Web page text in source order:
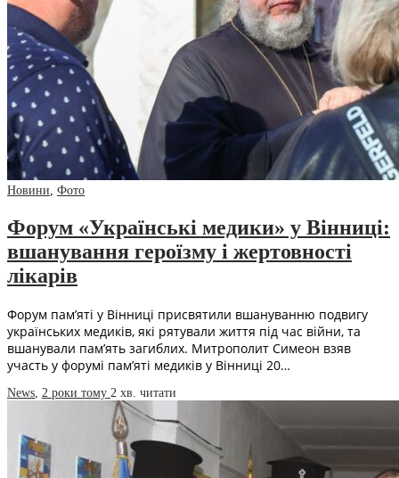
Новини, Фото
Форум «Українські медики» у Вінниці:
вшанування героїзму і жертовності
лікарів
Форум пам’яті у Вінниці присвятили вшануванню подвигу
українських медиків, які рятували життя під час війни, та
вшанували пам’ять загиблих. Митрополит Симеон взяв
участь у форумі пам’яті медиків у Вінниці 20…
News, 2 роки тому 2 хв. читати